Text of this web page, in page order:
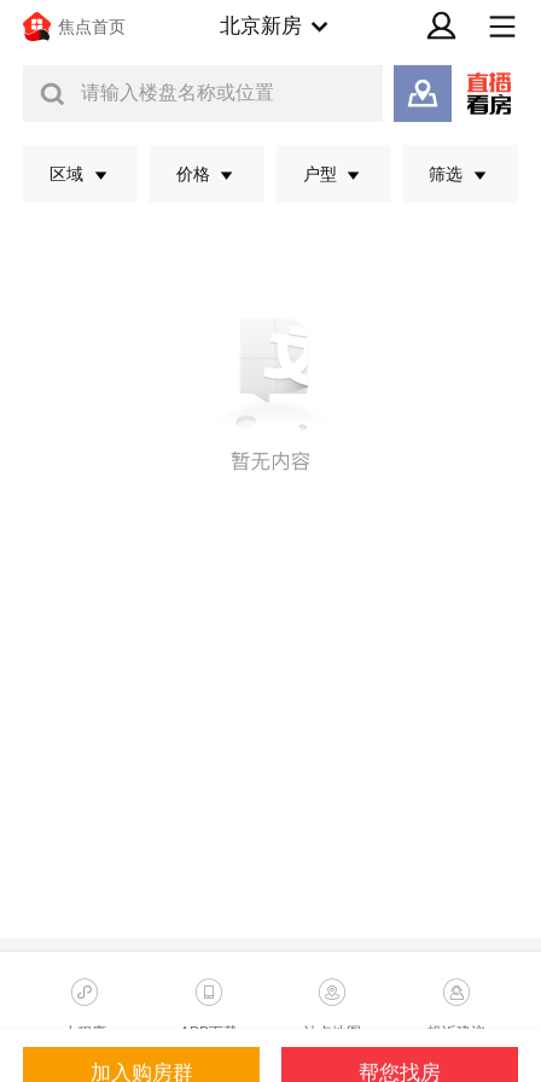
焦点首页 北京新房
请输入楼盘名称或位置
区域 价格 户型 筛选
加入购房群 帮您找房
小程序 APP下载 站点地图 投诉建议